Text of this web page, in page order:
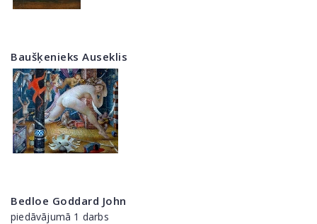
Baušķenieks Auseklis
Bedloe Goddard John
piedāvājumā 1 darbs